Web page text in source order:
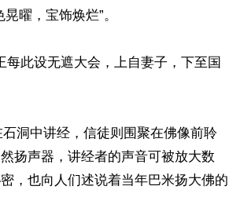
曜，宝饰焕烂”。
每此设无遮大会，上自妻子，下至国
洞中讲经，信徒则围聚在佛像前聆
扬声器，讲经者的声音可被放大数
，也向人们述说着当年巴米扬大佛的